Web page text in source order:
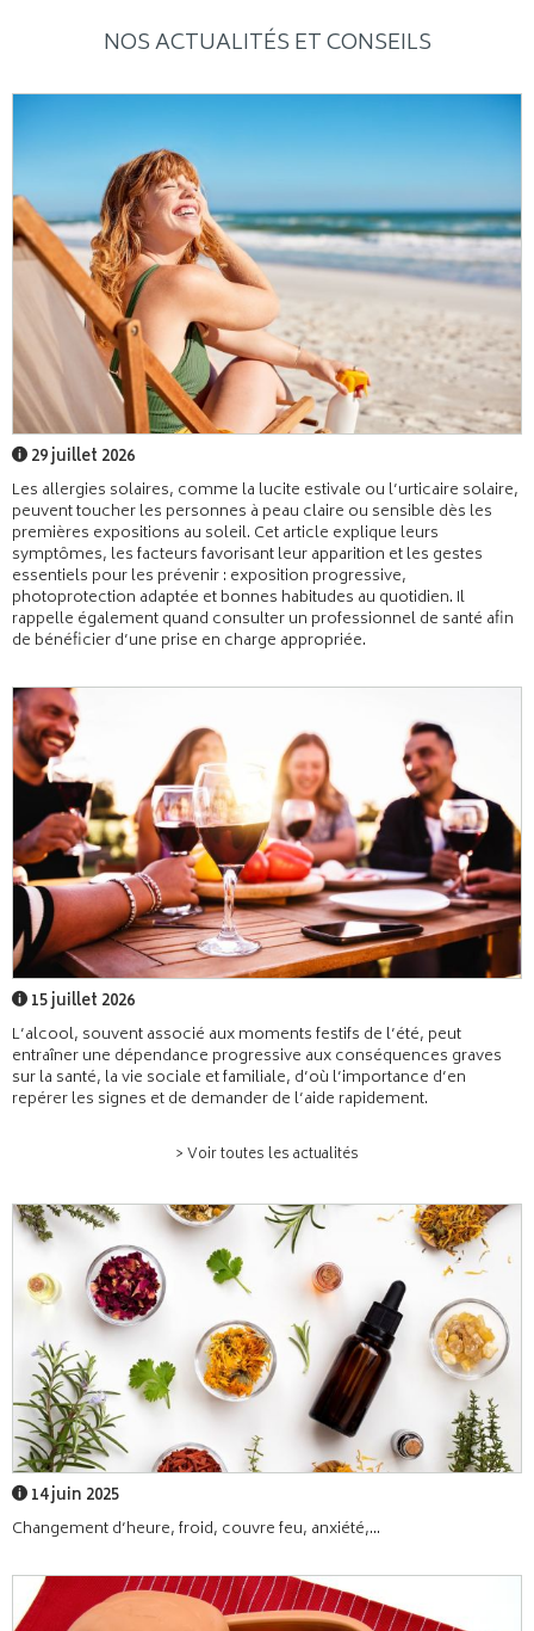
NOS ACTUALITÉS ET CONSEILS
29 juillet 2026
Les allergies solaires, comme la lucite estivale ou l’urticaire solaire,
peuvent toucher les personnes à peau claire ou sensible dès les
premières expositions au soleil. Cet article explique leurs
symptômes, les facteurs favorisant leur apparition et les gestes
essentiels pour les prévenir : exposition progressive,
photoprotection adaptée et bonnes habitudes au quotidien. Il
rappelle également quand consulter un professionnel de santé afin
de bénéficier d’une prise en charge appropriée.
15 juillet 2026
L’alcool, souvent associé aux moments festifs de l’été, peut
entraîner une dépendance progressive aux conséquences graves
sur la santé, la vie sociale et familiale, d’où l’importance d’en
repérer les signes et de demander de l’aide rapidement.
> Voir toutes les actualités
14 juin 2025
Changement d’heure, froid, couvre feu, anxiété,...